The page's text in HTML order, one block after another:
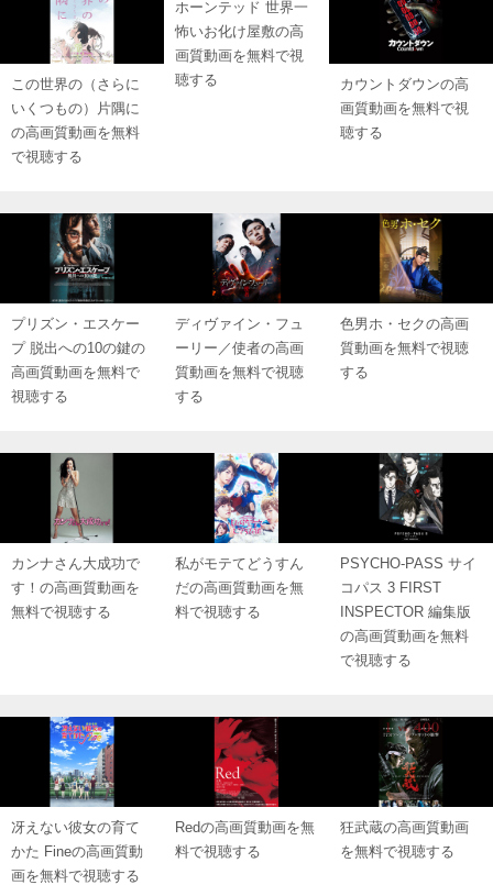
この世界の（さらに
いくつもの）片隅に
の高画質動画を無料
で視聴する
ホーンテッド 世界一
怖いお化け屋敷の高
画質動画を無料で視
聴する
カウントダウンの高
画質動画を無料で視
聴する
プリズン・エスケー
プ 脱出への10の鍵の
高画質動画を無料で
視聴する
ディヴァイン・フュ
ーリー／使者の高画
質動画を無料で視聴
する
色男ホ・セクの高画
質動画を無料で視聴
する
カンナさん大成功で
す！の高画質動画を
無料で視聴する
私がモテてどうすん
だの高画質動画を無
料で視聴する
PSYCHO-PASS サイ
コパス 3 FIRST
INSPECTOR 編集版
の高画質動画を無料
で視聴する
冴えない彼女の育て
かた Fineの高画質動
画を無料で視聴する
Redの高画質動画を無
料で視聴する
狂武蔵の高画質動画
を無料で視聴する